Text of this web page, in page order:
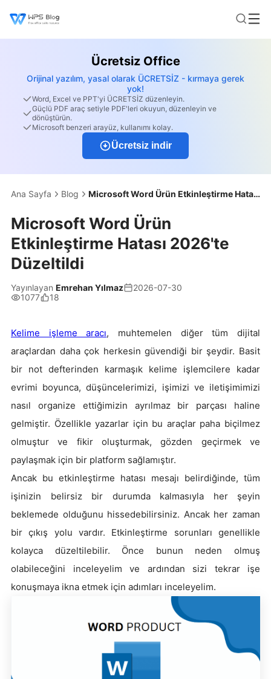
Ücretsiz Office
Orijinal yazılım, yasal olarak ÜCRETSİZ - kırmaya gerek
yok!
Word, Excel ve PPT'yi ÜCRETSİZ düzenleyin.
Güçlü PDF araç setiyle PDF'leri okuyun, düzenleyin ve
dönüştürün.
Microsoft benzeri arayüz, kullanımı kolay.
Ücretsiz indir
Ana Sayfa Blog Microsoft Word Ürün Etkinleştirme Hatası 2026'te Düzeltildi
Microsoft Word Ürün
Etkinleştirme Hatası 2026'te
Düzeltildi
Yayınlayan Emrehan Yılmaz
2026-07-30
1077
18
Kelime işleme aracı, muhtemelen diğer tüm dijital
araçlardan daha çok herkesin güvendiği bir şeydir. Basit
bir not defterinden karmaşık kelime işlemcilere kadar
evrimi boyunca, düşüncelerimizi, işimizi ve iletişimimizi
nasıl organize ettiğimizin ayrılmaz bir parçası haline
gelmiştir. Özellikle yazarlar için bu araçlar paha biçilmez
olmuştur ve fikir oluşturmak, gözden geçirmek ve
paylaşmak için bir platform sağlamıştır.
Ancak bu etkinleştirme hatası mesajı belirdiğinde, tüm
işinizin belirsiz bir durumda kalmasıyla her şeyin
beklemede olduğunu hissedebilirsiniz. Ancak her zaman
bir çıkış yolu vardır. Etkinleştirme sorunları genellikle
kolayca düzeltilebilir. Önce bunun neden olmuş
olabileceğini inceleyelim ve ardından sizi tekrar işe
konuşmaya ikna etmek için adımları inceleyelim.